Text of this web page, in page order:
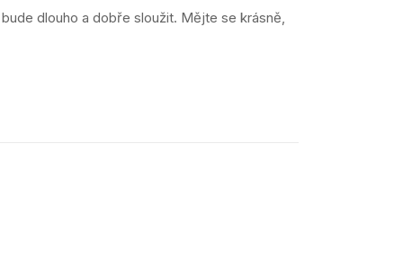
dlouho a dobře sloužit. Mějte se krásně,